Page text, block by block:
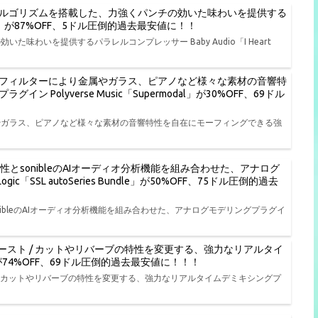
ゴリズムを搭載した、力強くパンチの効いた味わいを提供する
87%OFF、5ドル圧倒的過去最安値に！！
いた味わいを提供するパラレルコンプレッサー Baby Audio「I Heart
ィルターにより金属やガラス、ピアノなど様々な素材の音響特
ラグイン Polyverse Music「Supermodal」が30%OFF、69ドル
ラス、ピアノなど様々な素材の音響特性を自在にモーフィングできる強
とsonibleのAIオーディオ分析機能を組み合わせた、アナログ
「SSL autoSeries Bundle」が50%OFF、75ドル圧倒的過去
のAIオーディオ分析機能を組み合わせた、アナログモデリングプラグイ
ト / カットやリバーブの特性を変更する、強力なリアルタイ
、69ドル圧倒的過去最安値に！！！
ットやリバーブの特性を変更する、強力なリアルタイムデミキシングプ